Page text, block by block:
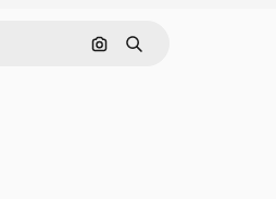
Cerca per immagine
Ricerca